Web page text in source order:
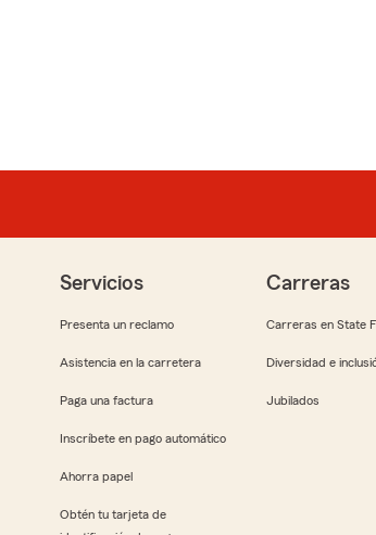
Servicios
Presenta un reclamo
Asistencia en la carretera
Paga una factura
Inscríbete en pago automático
Ahorra papel
Obtén tu tarjeta de
Carreras
Carreras en State
Diversidad e
Jubilados